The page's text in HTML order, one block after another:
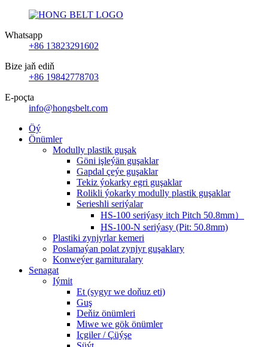
Whatsapp
+86 13823291602
Bize jaň ediň
+86 19842778703
E-poçta
info@hongsbelt.com
Öý
Önümler
Modully plastik guşak
Göni işleýän guşaklar
Gapdal çeýe guşaklar
Tekiz ýokarky egri guşaklar
Rolikli ýokarky modully plastik guşaklar
Serieshli seriýalar
HS-100 seriýasy itch Pitch 50.8mm）
HS-100-N seriýasy (Pit: 50.8mm)
Plastiki zynjyrlar kemeri
Poslamaýan polat zynjyr guşaklary
Konweýer garnituralary
Senagat
Iýmit
Et (sygyr we doňuz eti)
Guş
Deňiz önümleri
Miwe we gök önümler
Içgiler / Çüýşe